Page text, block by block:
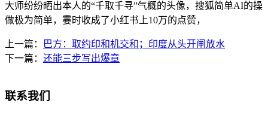
大师纷纷晒出本人的“千取千寻”气概的头像，搜狐简单AI的操
做极为简单，霎时收成了小红书上10万的点赞，
上一篇：
巴方：取约印和机交和；印度从头开闸放水
下一篇： 还能三步写出爆章
联系我们